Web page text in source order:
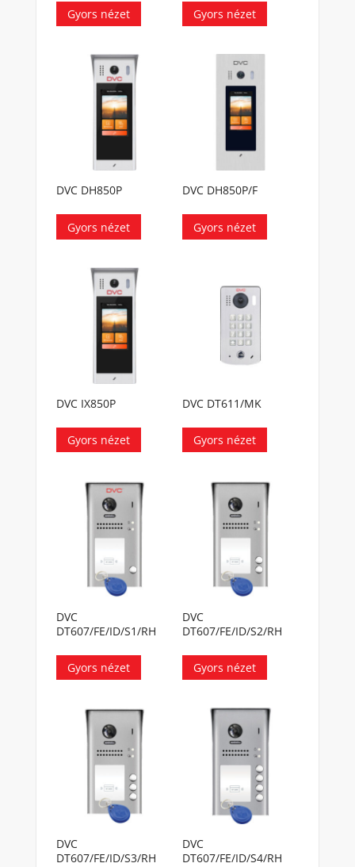
Gyors nézet Gyors nézet
DVC DH850P
Gyors nézet
DVC DH850P/F
Gyors nézet
DVC IX850P
Gyors nézet
DVC DT611/MK
Gyors nézet
DVC
DT607/FE/ID/S1/RH
Gyors nézet
DVC
DT607/FE/ID/S2/RH
Gyors nézet
DVC
DT607/FE/ID/S3/RH
DVC
DT607/FE/ID/S4/RH